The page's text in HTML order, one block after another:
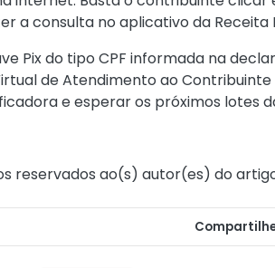
a consulta no aplicativo da
Pix do tipo CPF informada na
de Atendimento ao
e esperar os próximos lotes
reservados ao(s) autor(es) do